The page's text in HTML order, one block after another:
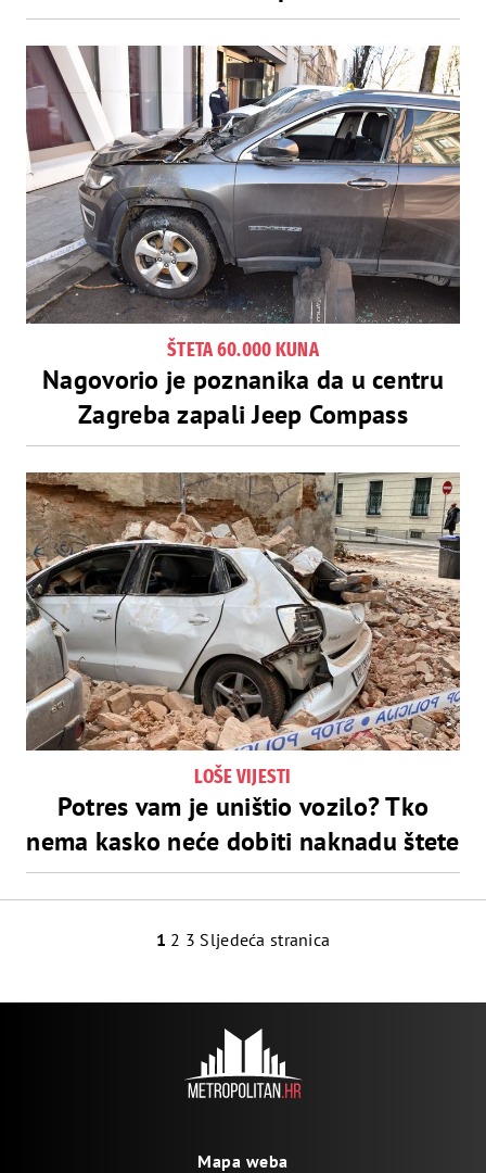
ŠTETA 60.000 KUNA
Nagovorio je poznanika da u centru
Zagreba zapali Jeep Compass
LOŠE VIJESTI
Potres vam je uništio vozilo? Tko
nema kasko neće dobiti naknadu štete
1 2 3 Sljedeća stranica
Mapa weba